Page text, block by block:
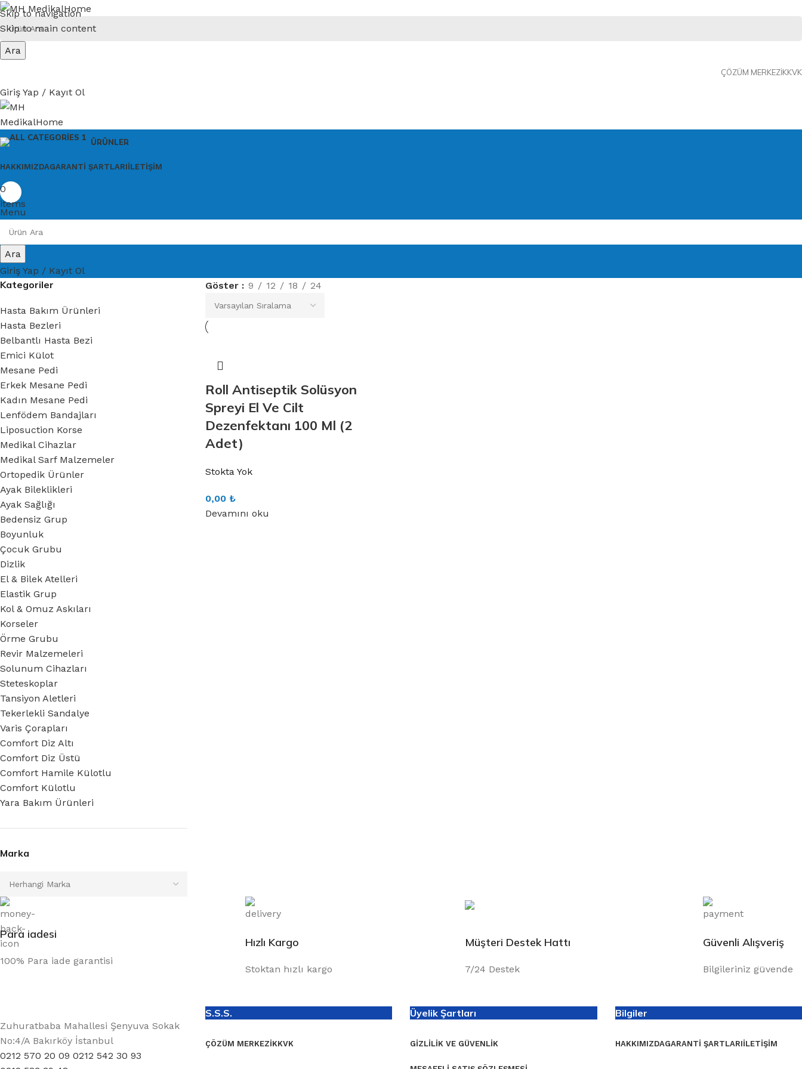
Skip to navigation
Skip to main content
Ara
ÇÖZÜM MERKEZIKKVK
Giriş Yap / Kayıt Ol
ÜRÜNLER
HAKKIMIZDAGARANTI ŞARTLARIİLETIŞIM
0
items
Menu
Ara
Giriş Yap / Kayıt Ol
Kategoriler
Hasta Bakım Ürünleri
Hasta Bezleri
Belbantlı Hasta Bezi
Emici Külot
Mesane Pedi
Erkek Mesane Pedi
Kadın Mesane Pedi
Lenfödem Bandajları
Liposuction Korse
Medikal Cihazlar
Medikal Sarf Malzemeler
Ortopedik Ürünler
Ayak Bileklikleri
Ayak Sağlığı
Bedensiz Grup
Boyunluk
Çocuk Grubu
Dizlik
El & Bilek Atelleri
Elastik Grup
Kol & Omuz Askıları
Korseler
Örme Grubu
Revir Malzemeleri
Solunum Cihazları
Steteskoplar
Tansiyon Aletleri
Tekerlekli Sandalye
Varis Çorapları
Comfort Diz Altı
Comfort Diz Üstü
Comfort Hamile Külotlu
Comfort Külotlu
Yara Bakım Ürünleri
Marka
Göster 9 12 18 24
Roll Antiseptik Solüsyon
Spreyi El Ve Cilt
Dezenfektanı 100 Ml (2
Adet)
Stokta Yok
0,00 ₺
Devamını oku
Para iadesi
100% Para iade garantisi
Hızlı Kargo
Stoktan hızlı kargo
Müşteri Destek Hattı
7/24 Destek
Güvenli Alışveriş
Bilgileriniz güvende
Zuhuratbaba Mahallesi Şenyuva Sokak
No:4/A Bakırköy İstanbul
0212 570 20 09 0212 542 30 93
S.S.S.
ÇÖZÜM MERKEZIKKVK
Üyelik Şartları
GIZLILIK VE GÜVENLIK
Bilgiler
HAKKIMIZDAGARANTI ŞARTLARIİLETIŞIM